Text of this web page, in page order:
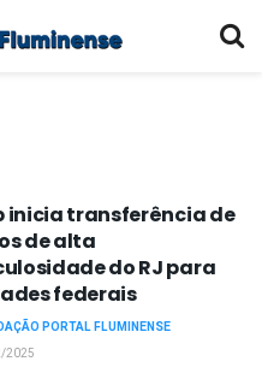
inicia transferência de
de alta
do RJ para
federais
PORTAL FLUMINENSE
2025